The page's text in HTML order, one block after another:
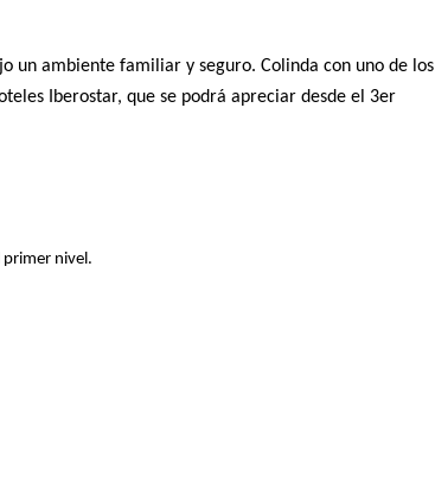
un ambiente familiar y seguro. Colinda con uno de los
Iberostar, que se podrá apreciar desde el 3er
primer nivel.